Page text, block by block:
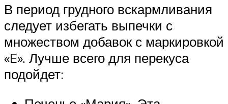
В период грудного вскармливания
следует избегать выпечки с
множеством добавок с маркировкой
«E». Лучше всего для перекуса
подойдет: